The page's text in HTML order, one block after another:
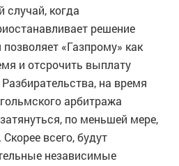
случай, когда
решение
«Газпрому» как
и отсрочить выплату
на время
арбитража
по меньшей мере,
всего, будут
независимые